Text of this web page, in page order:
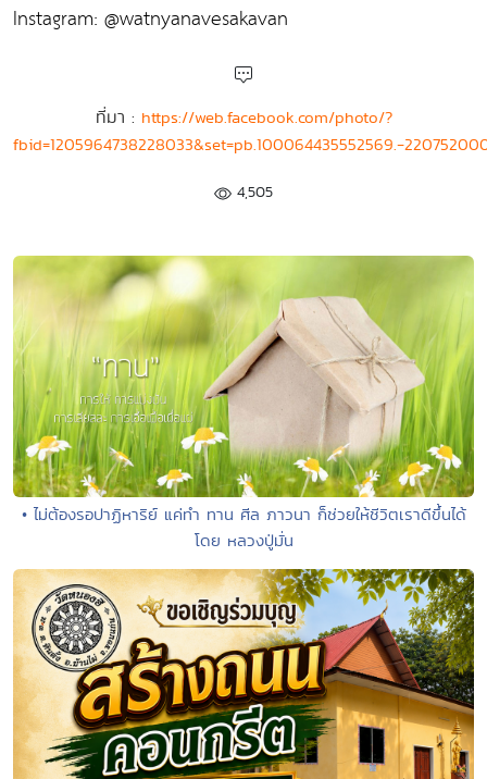
Instagram: @watnyanavesakavan
ที่มา : https://web.facebook.com/photo/?
fbid=1205964738228033&set=pb.100064435552569.-
4,505
• ไม่ต้องรอปาฏิหาริย์ แค่ทำ ทาน ศีล ภาวนา ก็ช่วยให้ชีวิตเราดีขึ้นได้
โดย หลวงปู่มั่น